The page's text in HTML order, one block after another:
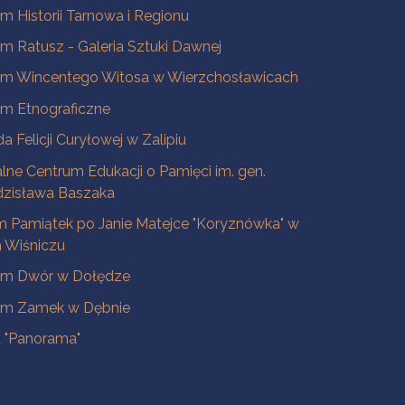
Historii Tarnowa i Regionu
Ratusz - Galeria Sztuki Dawnej
Wincentego Witosa w Wierzchosławicach
Etnograficzne
Felicji Curyłowej w Zalipiu
Centrum Edukacji o Pamięci im. gen.
Baszaka
Pamiątek po Janie Matejce "Koryznówka" w
Wiśniczu
Dwór w Dołędze
Zamek w Dębnie
"Panorama"